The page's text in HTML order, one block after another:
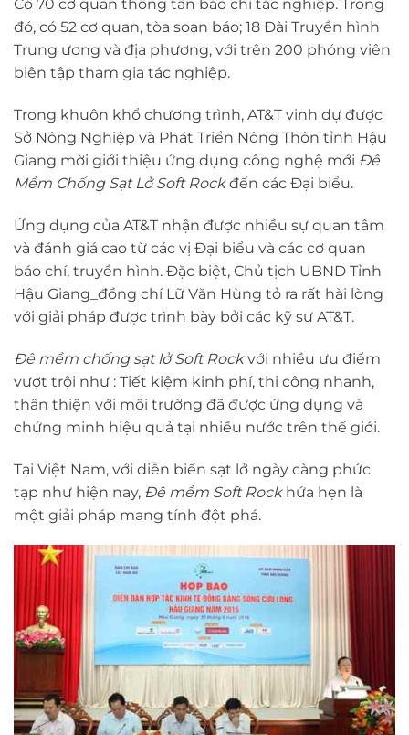
Có 70 cơ quan thông tấn báo chí tác nghiệp. Trong
đó, có 52 cơ quan, tòa soạn báo; 18 Đài Truyền hình
Trung ương và địa phương, với trên 200 phóng viên
biên tập tham gia tác nghiệp.
Trong khuôn khổ chương trình, AT&T vinh dự được
Sở Nông Nghiệp và Phát Triển Nông Thôn tỉnh Hậu
Giang mời giới thiệu ứng dụng công nghệ mới Đê
Mềm Chống Sạt Lở Soft Rockđến các Đại biểu.
Ứng dụng của AT&T nhận được nhiều sự quan tâm
và đánh giá cao từ các vị Đại biểu và các cơ quan
báo chí, truyền hình. Đặc biệt, Chủ tịch UBND Tỉnh
Hậu Giang_đồng chí Lữ Văn Hùng tỏ ra rất hài lòng
với giải pháp được trình bày bởi các kỹ sư AT&T.
Đê mềm chống sạt lở Soft Rockvới nhiều ưu điểm
vượt trội như : Tiết kiệm kinh phí, thi công nhanh,
thân thiện với môi trường đã được ứng dụng và
chứng minh hiệu quả tại nhiều nước trên thế giới.
Tại Việt Nam, với diễn biến sạt lở ngày càng phức
tạp như hiện nay, Đê mềm Soft Rockhứa hẹn là
một giải pháp mang tính đột phá.